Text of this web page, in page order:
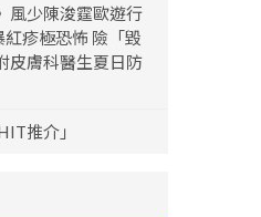
風少陳浚霆歐遊行
疹極恐怖 險「毀
皮膚科醫生夏日防
推介」